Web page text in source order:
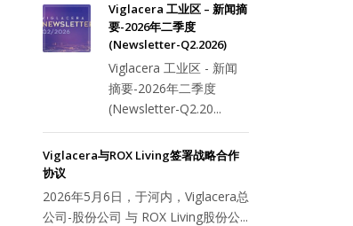
Viglacera 工业区 – 新闻摘
要-2026年二季度
(Newsletter-Q2.2026)
Viglacera 工业区 - 新闻
摘要-2026年二季度
(Newsletter-Q2.20...
Viglacera与ROX Living签署战略合作
协议
2026年5月6日，于河内，Viglacera总
公司-股份公司 与 ROX Living股份公...